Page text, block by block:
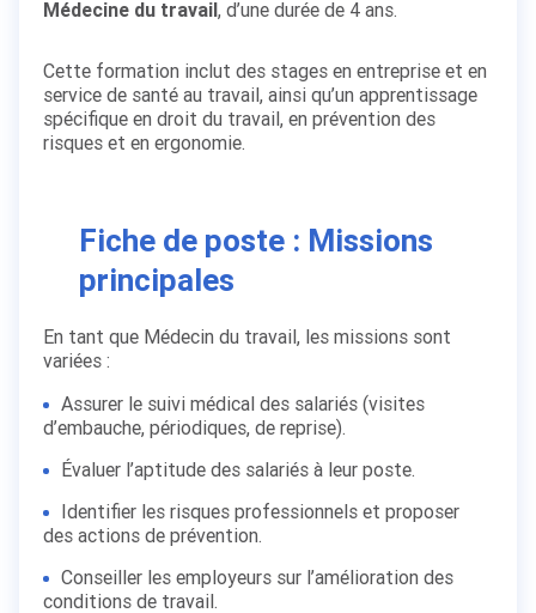
Médecine du travail, d’une durée de 4 ans.
Cette formation inclut des stages en entreprise et en
service de santé au travail, ainsi qu’un apprentissage
spécifique en droit du travail, en prévention des
risques et en ergonomie.
Fiche de poste : Missions
principales
En tant que Médecin du travail, les missions sont
variées :
Assurer le suivi médical des salariés (visites
d’embauche, périodiques, de reprise).
Évaluer l’aptitude des salariés à leur poste.
Identifier les risques professionnels et proposer
des actions de prévention.
Conseiller les employeurs sur l’amélioration des
conditions de travail.